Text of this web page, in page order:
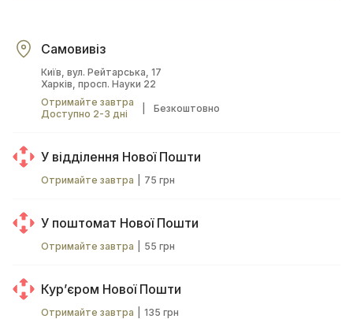
Самовивіз
Київ, вул. Рейтарська, 17
Харків, просп. Науки 22
Отримайте завтра
Доступно 2-3 дні
Безкоштовно
У відділення Нової Пошти
Отримайте завтра 75 грн
У поштомат Нової Пошти
Отримайте завтра 55 грн
Курʼєром Нової Пошти
Отримайте завтра 135 грн